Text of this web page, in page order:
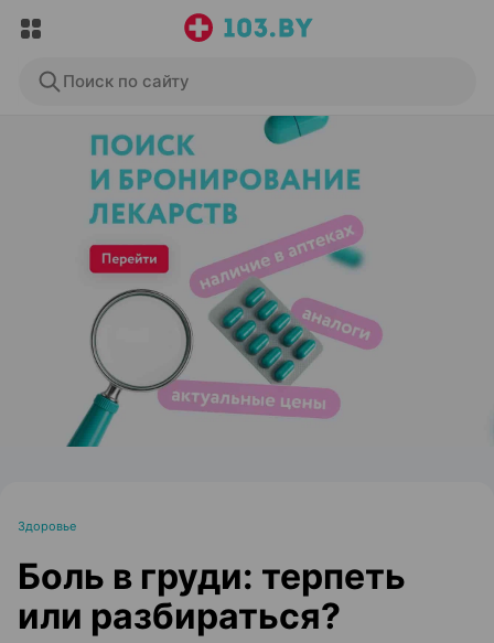
Поиск по сайту
ЭФФЕКТИВНАЯ РЕКЛАМА НА САЙТЕ
Здоровье
Боль в груди: терпеть
или разбираться?